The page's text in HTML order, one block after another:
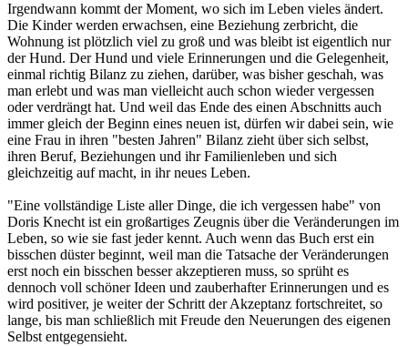
Irgendwann kommt der Moment, wo sich im Leben vieles ändert.
Die Kinder werden erwachsen, eine Beziehung zerbricht, die
Wohnung ist plötzlich viel zu groß und was bleibt ist eigentlich nur
der Hund. Der Hund und viele Erinnerungen und die Gelegenheit,
einmal richtig Bilanz zu ziehen, darüber, was bisher geschah, was
man erlebt und was man vielleicht auch schon wieder vergessen
oder verdrängt hat. Und weil das Ende des einen Abschnitts auch
immer gleich der Beginn eines neuen ist, dürfen wir dabei sein, wie
eine Frau in ihren "besten Jahren" Bilanz zieht über sich selbst,
ihren Beruf, Beziehungen und ihr Familienleben und sich
gleichzeitig auf macht, in ihr neues Leben.
"Eine vollständige Liste aller Dinge, die ich vergessen habe" von
Doris Knecht ist ein großartiges Zeugnis über die Veränderungen im
Leben, so wie sie fast jeder kennt. Auch wenn das Buch erst ein
bisschen düster beginnt, weil man die Tatsache der Veränderungen
erst noch ein bisschen besser akzeptieren muss, so sprüht es
dennoch voll schöner Ideen und zauberhafter Erinnerungen und es
wird positiver, je weiter der Schritt der Akzeptanz fortschreitet, so
lange, bis man schließlich mit Freude den Neuerungen des eigenen
Selbst entgegensieht.